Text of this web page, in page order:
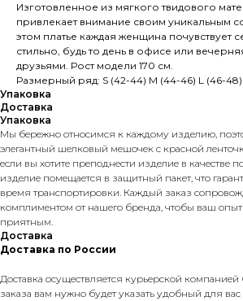
Изготовленное из мягкого твидового
привлекает внимание своим уникальным
этом платье каждая женщина почувствует
стильно, будь то день в офисе или
друзьями. Рост модели 170 см.
Размерный ряд: S (42-44) М (44-46) L (46-48)
Упаковка
Доставка
Упаковка
Мы бережно относимся к каждому изделию,
элегантный шелковый мешочек с красной
если вы хотите преподнести изделие в качестве
изделие помещается в защитный пакет, что
время транспортировки. Каждый заказ
комплиментом от нашего бренда, чтобы ваш
приятным.
Доставка
Доставка по России
Доставка осуществляется курьерской
заказа вам нужно будет указать удобный для